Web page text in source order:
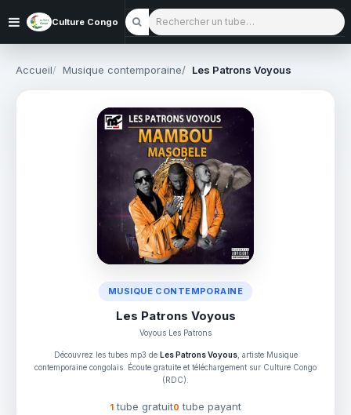
Culture Congo Rechercher un tube
Accueil Musique contemporaine Les Patrons Voyous
MUSIQUE CONTEMPORAINE
Les Patrons Voyous
Voyous Les Patrons
Découvrez les tubes mp3 de Les Patrons Voyous, artiste Musique
contemporaine congolais. Écoute gratuite et téléchargement sur Culture Congo
(RDC).
1 tube gratuit0 tube payant